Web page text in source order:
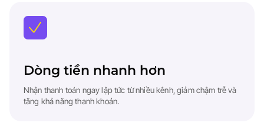
Dòng tiền nhanh hơn
Nhận thanh toán ngay lập tức từ nhiều kênh, giảm chậm trễ và
tăng khả năng thanh khoản.